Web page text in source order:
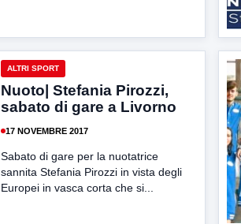
ALTRI SPORT
Nuoto| Stefania Pirozzi,
sabato di gare a Livorno
17 NOVEMBRE 2017
Sabato di gare per la nuotatrice
sannita Stefania Pirozzi in vista degli
Europei in vasca corta che si...